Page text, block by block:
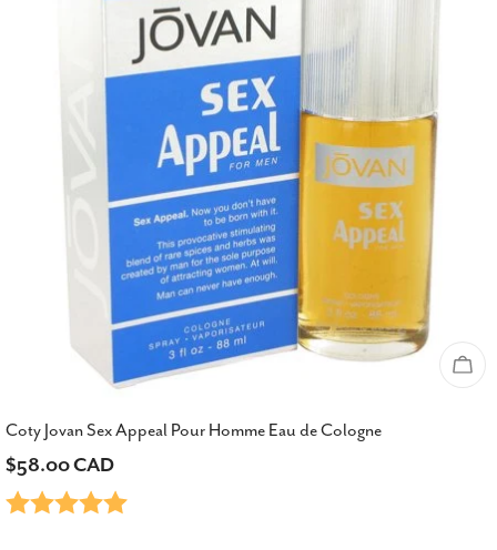
Coty Jovan Sex Appeal Pour Homme Eau de Cologne
Prix
$58.00 CAD
Note: